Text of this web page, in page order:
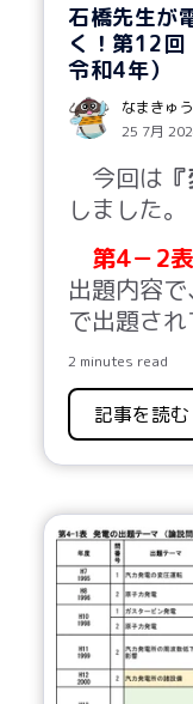
石橋先生が
く！第12回
令和4年）
なまきゅう
25 7月
今回は
しました。
第4－2表
出題内容
で出題され
2 minutes read
記事を読む